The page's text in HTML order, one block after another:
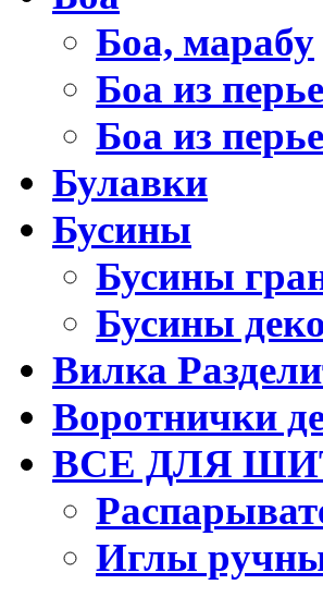
Боа, марабу
Боа из
Боа из
Булавки
Бусины
Бусины
Бусины
Вилка
Воротнички
ВСЕ ДЛЯ
Иглы